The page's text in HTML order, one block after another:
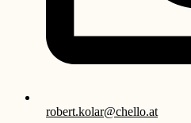
robert.kolar@chello.at